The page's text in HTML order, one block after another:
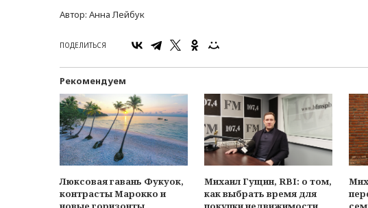
Автор: Анна Лейбук
ПОДЕЛИТЬСЯ
Рекомендуем
Люксовая гавань Фукуок,
контрасты Марокко и
Михаил Гущин, RBI: о том,
как выбрать время для